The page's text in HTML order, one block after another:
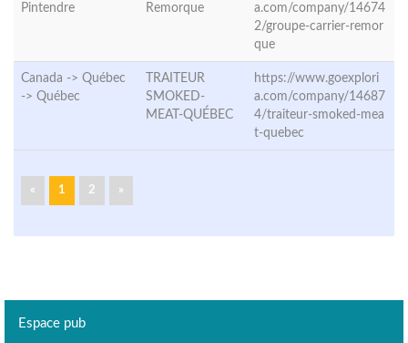
Pintendre
Remorque
a.com/company/14674
2/groupe-carrier-remor
que
Canada -> Québec
-> Québec
TRAITEUR
SMOKED-
MEAT-QUÉBEC
https://www.goexplori
a.com/company/14687
4/traiteur-smoked-mea
t-quebec
« 1 2 »
Espace pub